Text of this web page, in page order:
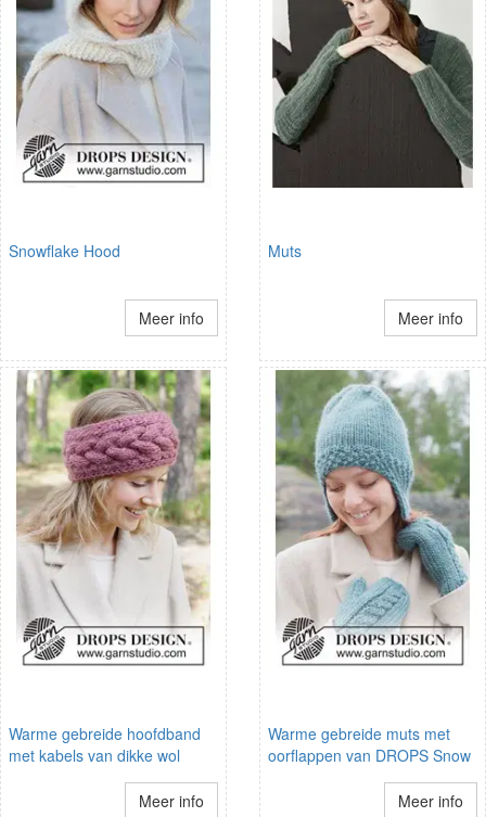
Snowflake Hood
Meer info
Muts
Meer info
Warme gebreide hoofdband
met kabels van dikke wol
Meer info
Warme gebreide muts met
oorflappen van DROPS Snow
Meer info